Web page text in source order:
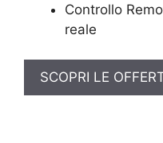
Controllo
reale
SCOPRI LE